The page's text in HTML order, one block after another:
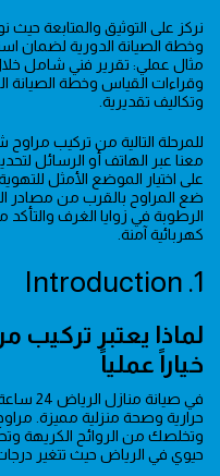
نركز على التوثيق والمتابعة
وخطة الصيانة الدورية لضمان
وقراءات القياس وخطة الصيانة
وتكاليف تقديرية.
للمرحلة التالية من تركيب
معنا عبر الهاتف أو الرسائل
على اختيار الموضع الأمثل
ضع المراوح بالقرب من مصادر
الرطوبة في زوايا الغرف
كهربائية آمنة.
1. Introduction
لماذا يعتبر
خياراً عملياً
في
حرارية وصحة منزلية مميزة.
وتخلصك من الروائح الكريهة
حيوي في الرياض حيث تتغير